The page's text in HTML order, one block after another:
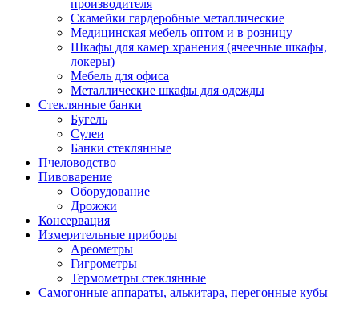
производителя
Скамейки гардеробные металлические
Медицинская мебель оптом и в розницу
Шкафы для камер хранения (ячеечные шкафы,
локеры)
Мебель для офиса
Металлические шкафы для одежды
Стеклянные банки
Бугель
Сулеи
Банки стеклянные
Пчеловодство
Пивоварение
Оборудование
Дрожжи
Консервация
Измерительные приборы
Ареометры
Гигрометры
Термометры стеклянные
Самогонные аппараты, алькитара, перегонные кубы